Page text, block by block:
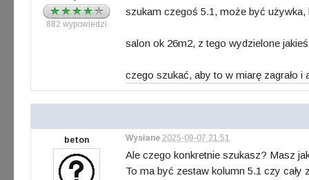
882 wypowiedzi
szukam czegoś 5.1, może być używka,
salon ok 26m2, z tego wydzielone
czego szukać, aby to w miarę zagrało
beton Wysłane 2025-09-07 21:51
Ale czego konkretnie szukasz? Masz
To ma być zestaw kolumn 5.1 czy